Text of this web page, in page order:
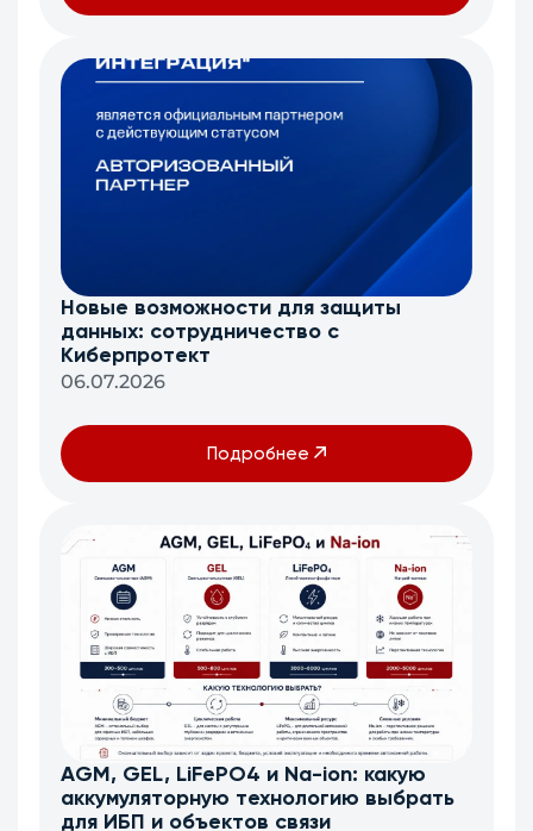
Новые возможности для защиты
данных: сотрудничество с
Киберпротект
06.07.2026
Подробнее
AGM, GEL, LiFePO4 и Na-ion: какую
аккумуляторную технологию выбрать
для ИБП и объектов связи